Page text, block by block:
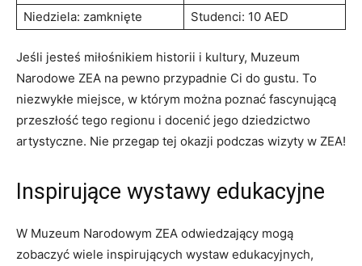
Niedziela: zamknięte
Studenci:‌ 10 AED
Jeśli jesteś miłośnikiem historii i kultury, Muzeum
Narodowe ZEA na pewno przypadnie Ci do gustu. To
niezwykłe miejsce, w którym można poznać fascynującą
‍przeszłość⁤ tego ⁣regionu i docenić jego dziedzictwo
artystyczne. Nie ‌przegap⁢ tej okazji podczas⁢ wizyty w ⁣ZEA!
Inspirujące wystawy edukacyjne
W Muzeum Narodowym ZEA odwiedzający⁢ mogą
zobaczyć wiele inspirujących wystaw⁤ edukacyjnych,